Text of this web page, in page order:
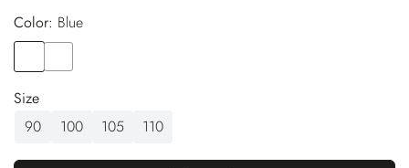
Color:
blue
Size
90
100 105 110